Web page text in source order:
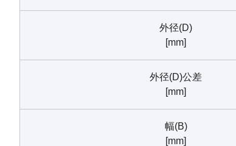
外径(D)
[mm]
外径(D)公差
[mm]
幅(B)
[mm]